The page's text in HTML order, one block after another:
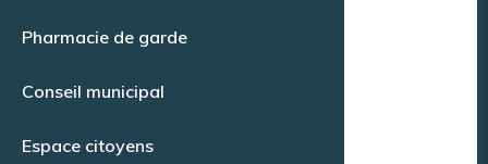
Pharmacie de garde
Conseil municipal
Espace citoyens